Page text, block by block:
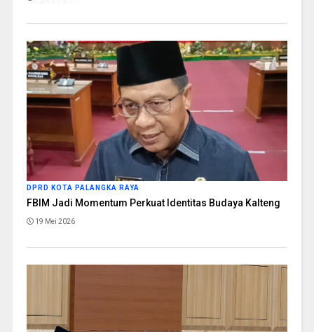
DPRD KOTA PALANGKA RAYA
FBIM Jadi Momentum Perkuat Identitas Budaya Kalteng
19 Mei 2026